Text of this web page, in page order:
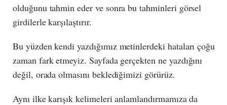
olduğunu tahmin eder ve sonra bu tahminleri görsel
girdilerle karşılaştırır.
Bu yüzden kendi yazdığımız metinlerdeki hataları çoğu
zaman fark etmeyiz. Sayfada gerçekten ne yazdığını
değil, orada olmasını beklediğimizi görürüz.
Aynı ilke karışık kelimeleri anlamlandırmamıza da